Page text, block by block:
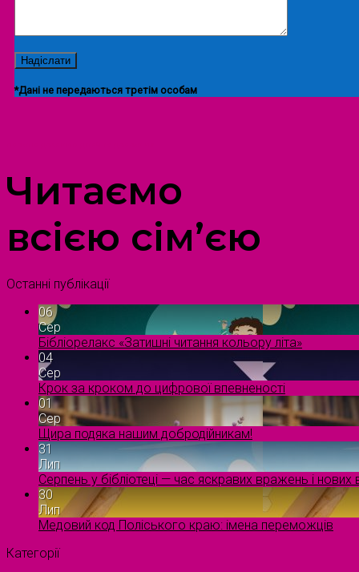
*Дані не передаються третім особам
Читаємо
всією сім’єю
Останні публікації
06
Сер
Бібліорелакс «Затишні читання кольору літа»
04
Сер
Крок за кроком до цифрової впевненості
01
Сер
Щира подяка нашим добродійникам!
31
Лип
Серпень у бібліотеці — час яскравих вражень і нових
30
Лип
Медовий код Поліського краю: імена переможців
Категорії